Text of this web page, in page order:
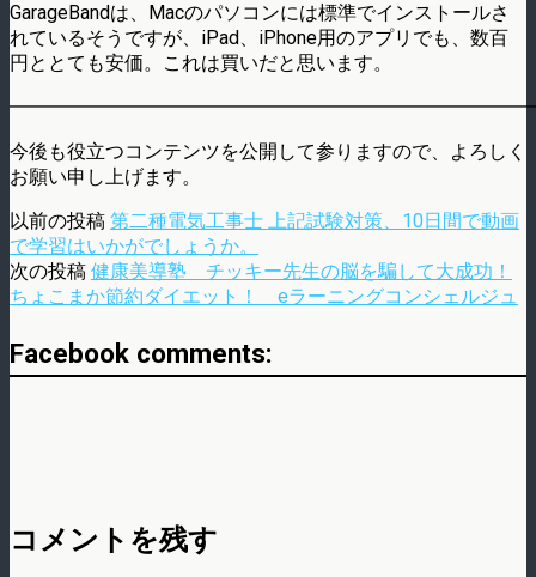
GarageBandは、Macのパソコンには標準でインストールさ
れているそうですが、iPad、iPhone用のアプリでも、数百
円ととても安価。これは買いだと思います。
今後も役立つコンテンツを公開して参りますので、よろしく
お願い申し上げます。
以前の投稿 第二種電気工事士 上記試験対策、10日間で動画
で学習はいかがでしょうか。
次の投稿 健康美導塾 チッキー先生の脳を騙して大成功！
ちょこまか節約ダイエット！ eラーニングコンシェルジュ
Facebook comments:
コメントを残す